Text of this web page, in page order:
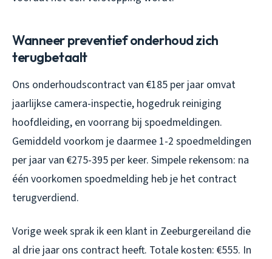
Wanneer preventief onderhoud zich
terugbetaalt
Ons onderhoudscontract van €185 per jaar omvat
jaarlijkse camera-inspectie, hogedruk reiniging
hoofdleiding, en voorrang bij spoedmeldingen.
Gemiddeld voorkom je daarmee 1-2 spoedmeldingen
per jaar van €275-395 per keer. Simpele rekensom: na
één voorkomen spoedmelding heb je het contract
terugverdiend.
Vorige week sprak ik een klant in Zeeburgereiland die
al drie jaar ons contract heeft. Totale kosten: €555. In